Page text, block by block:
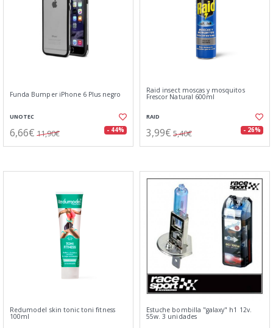
Funda Bumper iPhone 6 Plus negro
UNOTEC
6,66€ 11,90€ - 44%
Raid insect moscas y mosquitos
Frescor Natural 600ml
RAID
3,99€ 5,40€ - 26%
Redumodel skin tonic toni fitness
100ml
Estuche bombilla "galaxy" h1 12v.
55w. 3 unidades